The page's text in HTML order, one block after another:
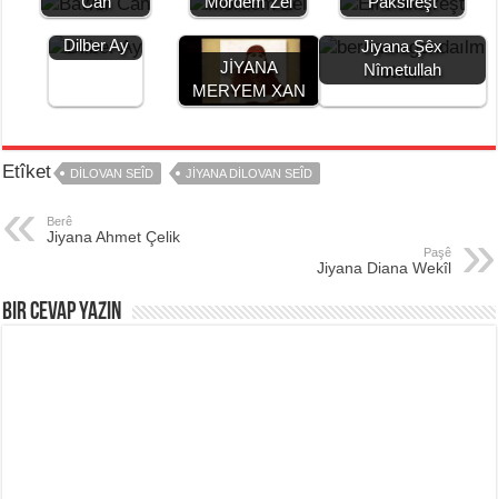
Jiyana
Dilber Ay
JİYANA
MERYEM XAN
Jiyana Şêx
Nîmetullah
Etîket DILOVAN SEÎD JIYANA DILOVAN SEÎD
Berê
Jiyana Ahmet Çelik
Paşê
Jiyana Diana Wekîl
Bir Cevap Yazın